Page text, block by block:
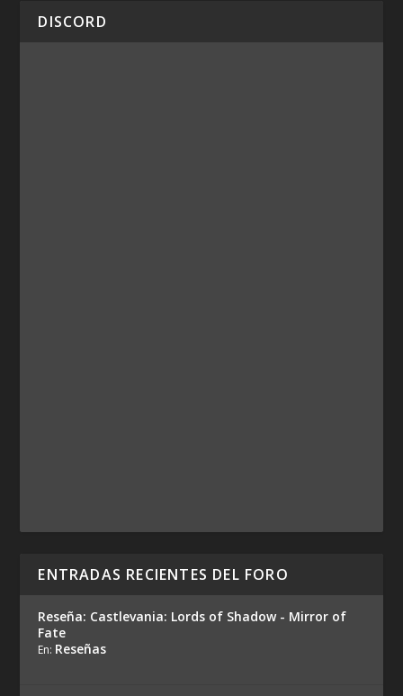
DISCORD
ENTRADAS RECIENTES DEL FORO
Reseña: Castlevania: Lords of Shadow - Mirror of
Fate
En: Reseñas